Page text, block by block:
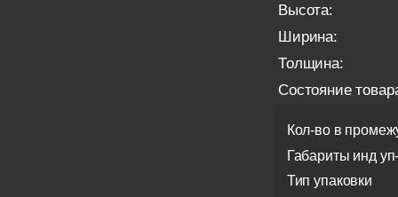
Высота:
Ширина:
Толщина:
Состояние
Кол-во в
Габариты инд
Тип упаковки